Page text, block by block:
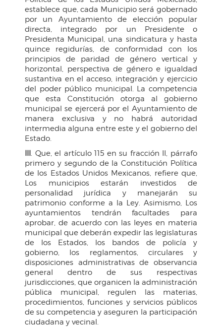
establece que, cada Municipio será gobernado
por un Ayuntamiento de elección popular
directa, integrado por un Presidente o
Presidenta Municipal, una sindicatura y hasta
quince regidurías, de conformidad con los
principios de paridad de género vertical y
horizontal, perspectiva de género e igualdad
sustantiva en el acceso, integración y ejercicio
del poder público municipal. La competencia
que esta Constitución otorga al gobierno
municipal se ejercerá por el Ayuntamiento de
manera exclusiva y no habrá autoridad
intermedia alguna entre este y el gobierno del
Estado.
III . Que, el artículo 115 en su fracción II, párrafo
primero y segundo de la Constitución Política
de los Estados Unidos Mexicanos, refiere que,
Los municipios estarán investidos de
personalidad jurídica y manejarán su
patrimonio conforme a la Ley. Asimismo, Los
ayuntamientos tendrán facultades para
aprobar, de acuerdo con las leyes en materia
municipal que deberán expedir las legislaturas
de los Estados, los bandos de policía y
gobierno, los reglamentos, circulares y
disposiciones administrativas de observancia
general dentro de sus respectivas
jurisdicciones, que organicen la administración
pública municipal, regulen las materias,
procedimientos, funciones y servicios públicos
de su competencia y aseguren la participación
ciudadana y vecinal.